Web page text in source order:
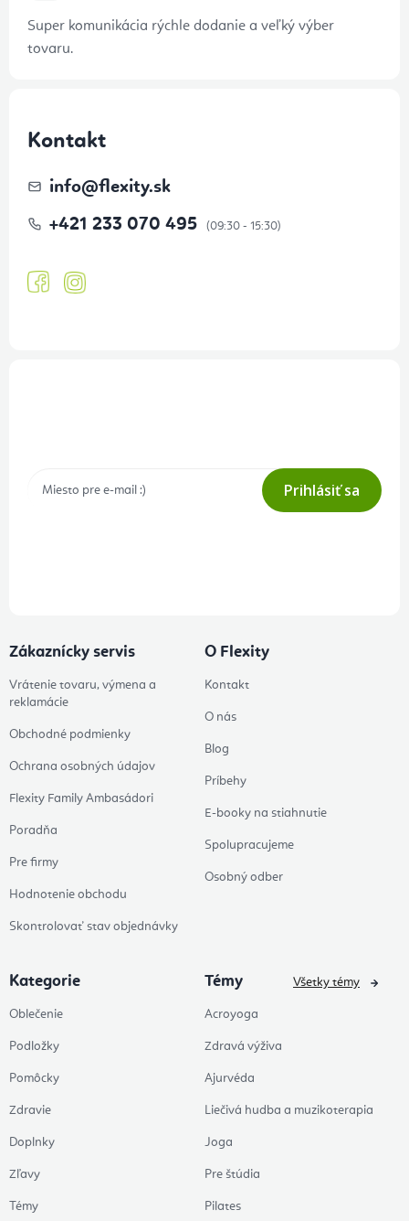
Super komunikácia rýchle dodanie a veľký výber
tovaru.
Kontakt
info@flexity.sk
+421 233 070 495
Prihlásiť sa
Zákaznícky servis
Vrátenie tovaru, výmena a
reklamácie
Obchodné podmienky
Ochrana osobných údajov
Flexity Family Ambasádori
Poradňa
Pre firmy
Hodnotenie obchodu
Skontrolovať stav objednávky
O Flexity
Kontakt
O nás
Blog
Príbehy
E-booky na stiahnutie
Spolupracujeme
Osobný odber
Kategorie
Oblečenie
Podložky
Pomôcky
Zdravie
Doplnky
Zľavy
Témy
Témy
Acroyoga
Zdravá výživa
Ajurvéda
Liečivá hudba a muzikoterapia
Joga
Pre štúdia
Pilates
Všetky témy